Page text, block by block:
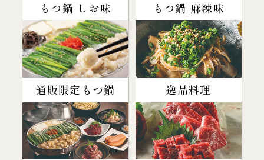
もつ鍋 しお味 もつ鍋 麻辣味
通販限定もつ鍋 逸品料理